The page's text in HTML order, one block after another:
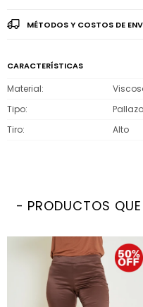
MÉTODOS Y COSTOS DE
CARACTERÍSTICAS
Material
Tipo
Pallazo
Tiro
Alto
PRODUCTOS